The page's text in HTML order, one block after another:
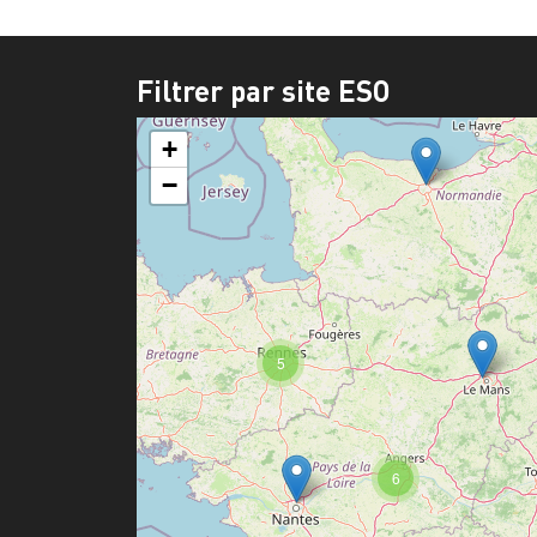
Filtrer par site ESO
6
5
+
−